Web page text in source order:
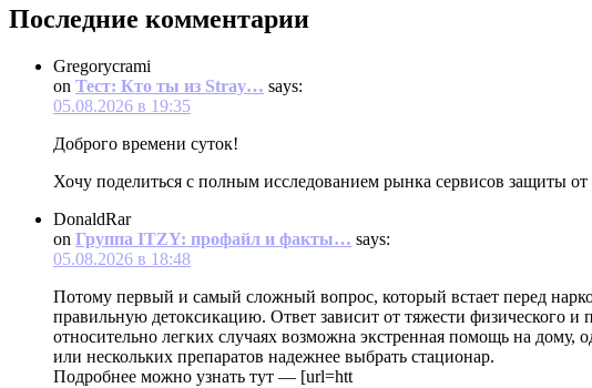
Последние комментарии
Gregorycrami
on Тест: Кто ты из Stray… says:
05.08.2026 в 19:35
Доброго времени суток!
Хочу поделиться с полным исследованием рынка сервисов защиты
DonaldRar
on Группа ITZY: профайл и факты… says:
05.08.2026 в 18:48
Потому первый и самый сложный вопрос, который встает перед
правильную детоксикацию. Ответ зависит от тяжести физического и
относительно легких случаях возможна экстренная помощь на дому,
или нескольких препаратов надежнее выбрать стационар.
Подробнее можно узнать тут — [url=htt